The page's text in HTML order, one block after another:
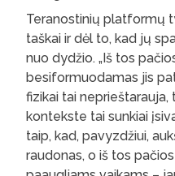
Teranostinių platformų
taškai ir dėl to, kad jų
nuo dydžio. „Iš tos
besiformuodamas jis
fizikai tai
kontekste tai sunkiai
taip, kad, pavyzdžiui,
raudonas, o iš tos